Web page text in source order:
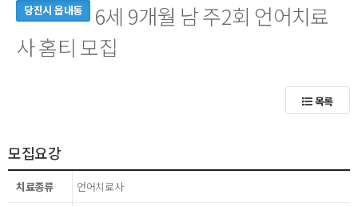
당진시 읍내동
6세 9개월 남 주2회 언어치료
사 홈티 모집
목록
모집요강
치료종류 언어치료사